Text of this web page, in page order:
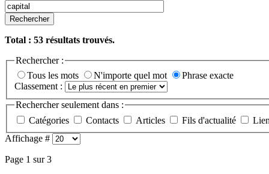
Rechercher
Total : 53 résultats trouvés.
Rechercher :
Tous les mots
N'importe quel mot
Phrase exacte
Classement :
Rechercher seulement dans :
Catégories
Contacts Articles Fils d'actualité
Affichage #
Page 1 sur 3